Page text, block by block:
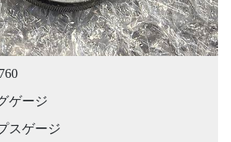
ゲージ
スゲージ